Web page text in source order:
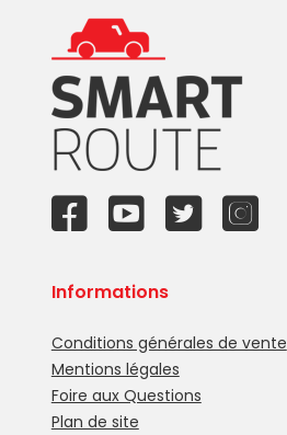
Informations
Conditions générales de vente
Mentions légales
Foire aux Questions
Plan de site